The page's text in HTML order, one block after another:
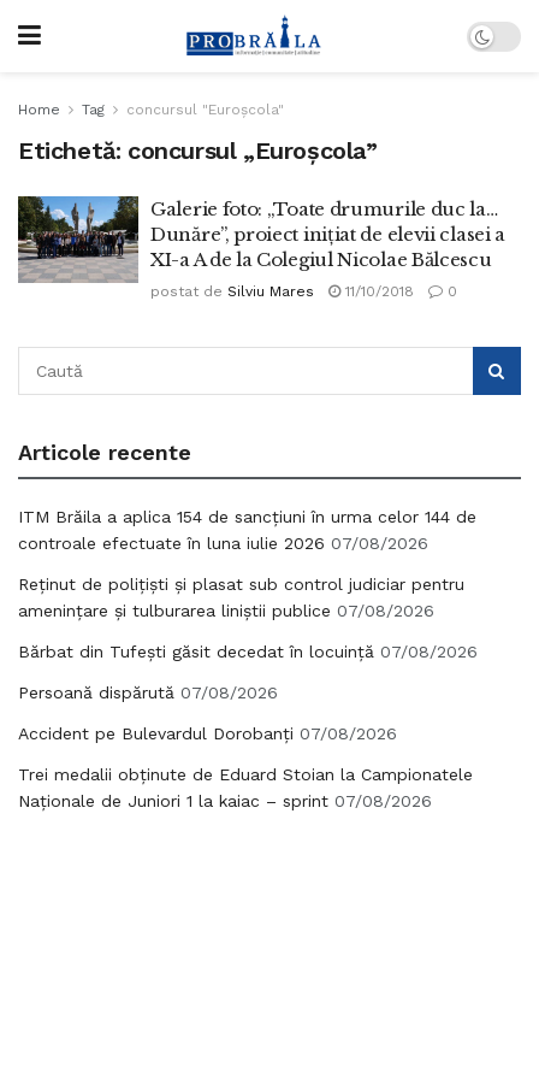
Home Tag concursul "Euroșcola"
Etichetă: concursul „Euroșcola”
Galerie foto: „Toate drumurile duc la…
Dunăre”, proiect inițiat de elevii clasei a
XI-a A de la Colegiul Nicolae Bălcescu
postat de Silviu Mares 11/10/2018 0
Articole recente
ITM Brăila a aplica 154 de sancțiuni în urma celor 144 de
controale efectuate în luna iulie 2026 07/08/2026
Reținut de polițiști și plasat sub control judiciar pentru
amenințare și tulburarea liniștii publice 07/08/2026
Bărbat din Tufești găsit decedat în locuință 07/08/2026
Persoană dispărută 07/08/2026
Accident pe Bulevardul Dorobanți 07/08/2026
Trei medalii obținute de Eduard Stoian la Campionatele
Naționale de Juniori 1 la kaiac – sprint 07/08/2026